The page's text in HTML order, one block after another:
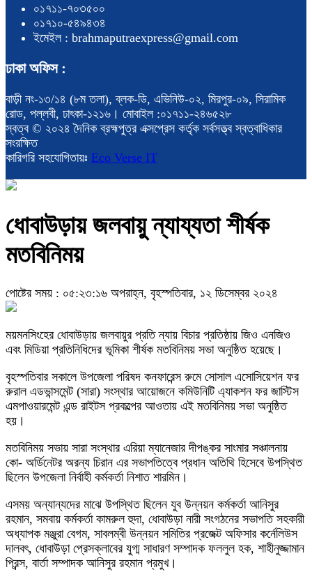
০১৭১১-৭০৩৫০০
০১৭১০-৫৪৯৪৩৪
ইমেইল : brahmaputraexpress@gmail.com
ঢাকা অফিস :
বাড়ী নং-১৩/১৪ (৮ম তলা), ব্লক-ডি, এভিনিউ-০২, মিরপুর-০৯, সিরামিক
রোড, পল্লবী, ঢাৎকা-১২১৬। মোবাইল :০১৭১১-২৪৬৫২৮
স্বত্ব © ২০২৪ দৈনিক ব্রহ্মপুত্র এক্সপ্রেস কর্তৃক সর্বসত্ত্ব স্বত্বাধিকার
সংরক্ষিত
কারিগরি সহযোগিতায়ঃ Eco Verse IT
ধোবাউড়ায় জলবায়ু ন্যায্যতা শীর্ষক
মতবিনিময়
পোষ্টের সময় : ০৫:২৩:১৬ অপরাহ্ন, বৃহস্পতিবার, ১২ ডিসেম্বর ২০২৪
ময়মনসিংহের ধোবাউড়ায় জলবায়ুর প্রতি ন্যায় বিচার প্রতিষ্ঠায় জিও এনজিও
এবং মিডিয়া প্রতিনিধিদের ভূমিকা শীর্ষক মতবিনিময় সভা অনুষ্ঠিত হয়েছে।
বৃহস্পতিবার সকালে উপজেলা পরিষদ কনফারেন্স রুমে সোসাল এসোসিয়েশন ফর
রুরাল এডভান্সমেন্ট (সারা) সংস্থার আয়োজনে কমিউনিটি এ্যাকশন ফর জাস্টিস
এমপাওয়ারমেন্ট এন্ড রাইটস প্রকল্পের আওতায় এই মতবিনিময় সভা অনুষ্ঠিত
হয়।
মতবিনিময় সভায় সারা সংস্থার এরিয়া ম্যানেজার দীপঙ্কর সাংমার সঞ্চালনায়
কো- অর্ডিনেটর অরন্য চিরান এর সভাপতিত্বে প্রধান অতিথি হিসেবে উপস্থিত
ছিলেন উপজেলা নির্বাহী কর্মকর্তা নিশাত শারমিন।
এসময় অন্যান্যদের মাঝে উপস্থিত ছিলেন যুব উন্নয়ন কর্মকর্তা আনিসুর
রহমান, সমবায় কর্মকর্তা কামরুল হুদা, ধোবাউড়া নারী সংগঠনের সভাপতি সহকারী
অধ্যাপক মঞ্জুরা বেগম, সাবলম্বী উন্নয়ন সমিতির প্রজেক্ট অফিসার কর্নেলিউস
দালবৎ, ধোবাউড়া প্রেসক্লাবের যুগ্ম সাধারণ সম্পাদক ফললুল হক, শাহীনুজ্জামান
প্রিন্স, বার্তা সম্পাদক আনিসুর রহমান প্রমুখ।